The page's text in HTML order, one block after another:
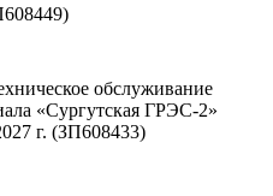
обслуживание
«Сургутская ГРЭС-2»
г. (ЗП608433)